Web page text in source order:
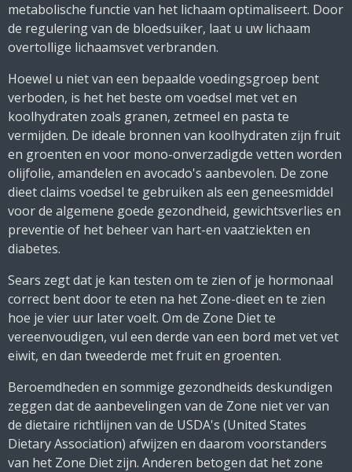
metabolische functie van het lichaam optimaliseert. Door
de regulering van de bloedsuiker, laat u uw lichaam
overtollige lichaamsvet verbranden.
Hoewel u niet van een bepaalde voedingsgroep bent
verboden, is het het beste om voedsel met vet en
koolhydraten zoals granen, zetmeel en pasta te
vermijden. De ideale bronnen van koolhydraten zijn fruit
en groenten en voor mono-onverzadigde vetten worden
olijfolie, amandelen en avocado's aanbevolen. De zone
dieet claims voedsel te gebruiken als een geneesmiddel
voor de algemene goede gezondheid, gewichtsverlies en
preventie of het beheer van hart-en vaatziekten en
diabetes.
Sears zegt dat je kan testen om te zien of je hormonaal
correct bent door te eten na het Zone-dieet en te zien
hoe je vier uur later voelt. Om de Zone Diet te
vereenvoudigen, vul een derde van een bord met vet vet
eiwit, en dan tweederde met fruit en groenten.
Beroemdheden en sommige gezondheids deskundigen
zeggen dat de aanbevelingen van de Zone niet ver van
de dietaire richtlijnen van de USDA's (United States
Dietary Association) afwijzen en daarom voorstanders
van het Zone Diet zijn. Anderen betogen dat het zone